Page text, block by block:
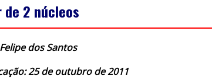
2 núcleos
dos Santos
25 de outubro de 2011